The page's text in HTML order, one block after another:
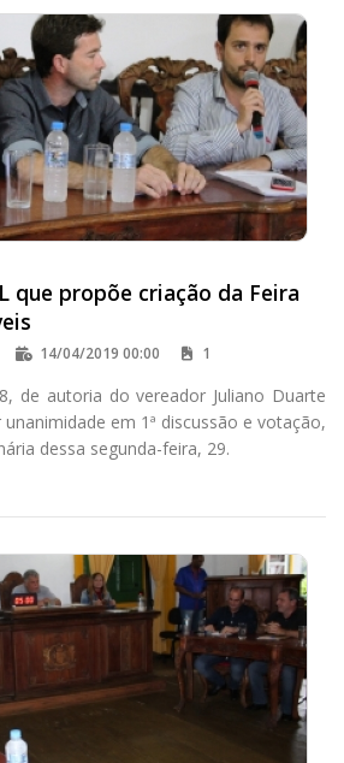
que propõe criação da Feira
14/04/2019 00:00 1
de autoria do vereador Juliano Duarte
em 1ª discussão e votação,
dessa segunda-feira, 29.